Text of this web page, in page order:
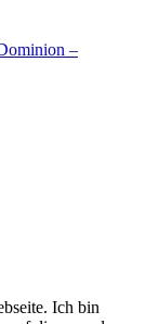
–
Ich bin